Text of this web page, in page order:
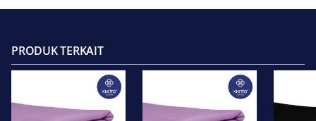
PRODUK TERKAIT